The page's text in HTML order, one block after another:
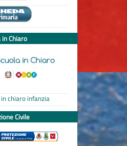
in Chiaro
chiaro infanzia
Civile